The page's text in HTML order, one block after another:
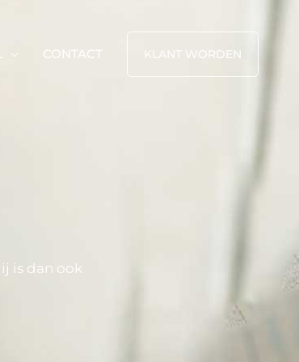
CONTACT KLANT WORDEN
is dan ook